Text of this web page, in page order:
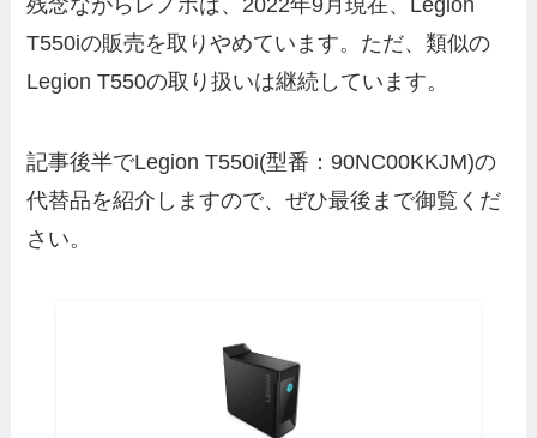
T550iの販売を取りやめています。ただ、類似の
Legion T550の取り扱いは継続しています。
記事後半でLegion T550i(型番：90NC00KKJM)の
代替品を紹介しますので、ぜひ最後まで御覧くだ
さい。